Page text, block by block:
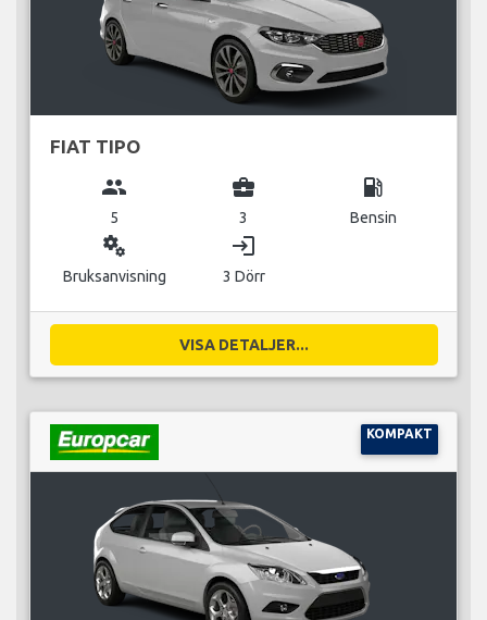
FIAT TIPO
group
5
business_center
3
local_gas_station
Bensin
miscellaneous_services
Bruksanvisning
login
3 Dörr
VISA DETALJER...
KOMPAKT